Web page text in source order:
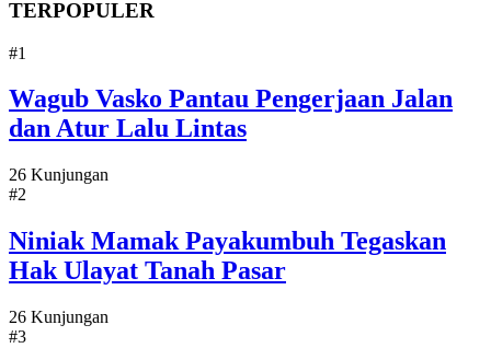
TERPOPULER
#1
Wagub Vasko Pantau Pengerjaan Jalan
dan Atur Lalu Lintas
26 Kunjungan
#2
Niniak Mamak Payakumbuh Tegaskan
Hak Ulayat Tanah Pasar
26 Kunjungan
#3